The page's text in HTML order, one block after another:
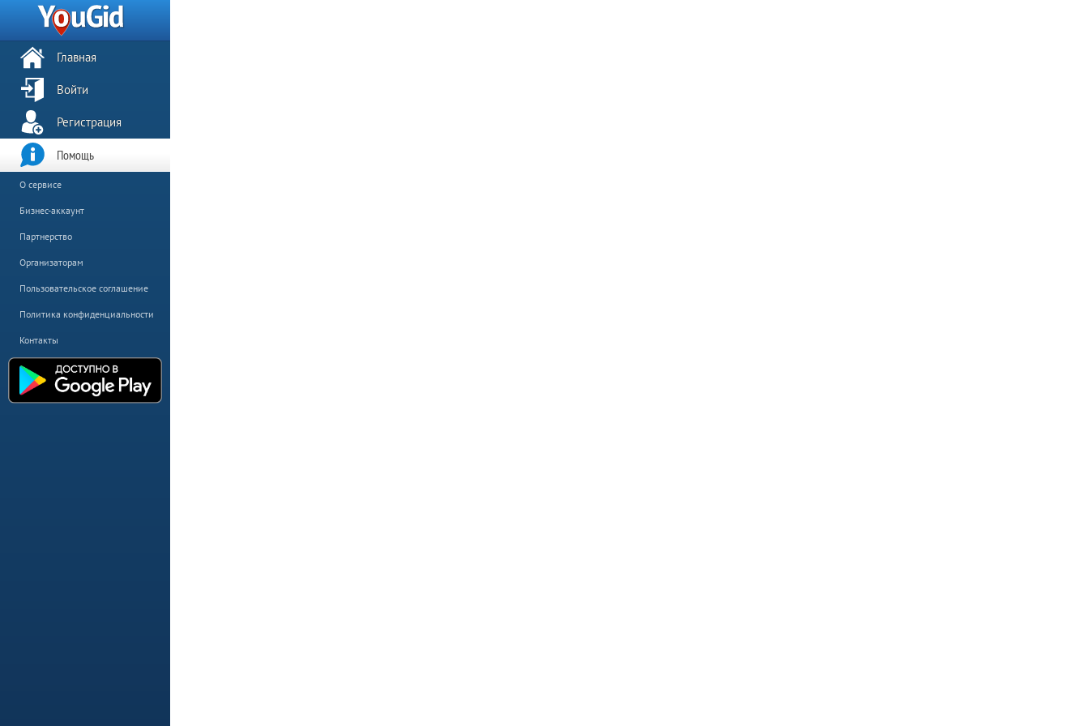
Главная
Войти
Регистрация
Помощь
О сервисе
Бизнес-аккаунт
Партнерство
Организаторам
Пользовательское соглашение
Политика конфиденциальности
Контакты